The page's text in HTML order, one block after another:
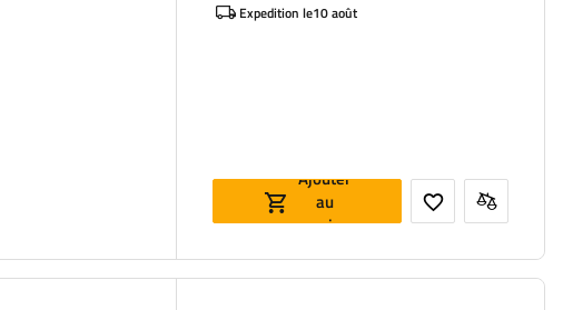
Expedition le10 août
Ajouter
au
panier